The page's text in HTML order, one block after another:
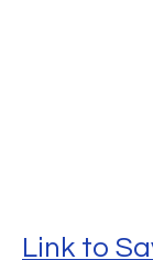
Link to